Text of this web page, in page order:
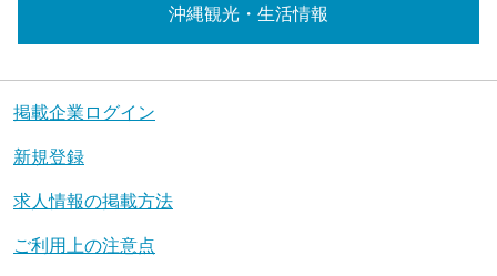
沖縄観光・生活情報
掲載企業ログイン
新規登録
求人情報の掲載方法
ご利用上の注意点